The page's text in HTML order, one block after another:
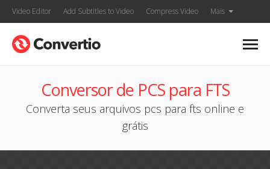
Video Editor Add Subtitles to Video Compress Video Mais
Conversor de PCS para FTS
Converta seus arquivos pcs para fts online e
grátis